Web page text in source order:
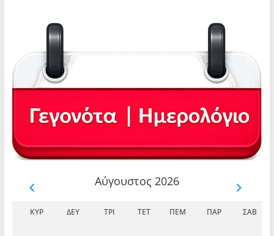
Αύγουστος 2026
ΚΥΡ ΔΕΥ ΤΡΊ ΤΕΤ ΠΈΜ ΠΑΡ ΣΆΒ